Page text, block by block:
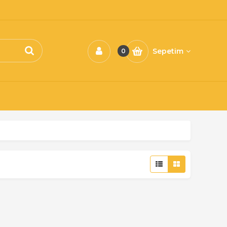
0 Sepetim